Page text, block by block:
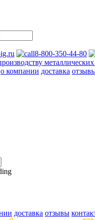
8-800-350-44-80
о компании доставка
доставка отзывы